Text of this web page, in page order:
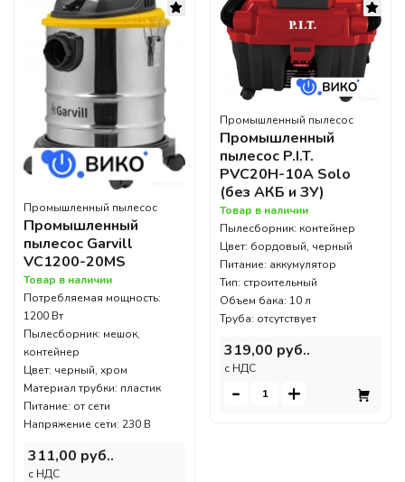
Промышленный пылесос
Промышленный
пылесос Garvill
VC1200-20MS
Товар в наличии
Потребляемая мощность:
1200 Вт
Пылесборник: мешок,
контейнер
Цвет: черный, хром
Материал трубки: пластик
Питание: от сети
Напряжение сети: 230 В
311,00 руб..
c НДС
Промышленный пылесос
Промышленный
пылесос P.I.T.
PVC20H-10A Solo
(без АКБ и ЗУ)
Товар в наличии
Пылесборник: контейнер
Цвет: бордовый, черный
Питание: аккумулятор
Тип: строительный
Объем бака: 10 л
Труба: отсутствует
319,00 руб..
c НДС
- +